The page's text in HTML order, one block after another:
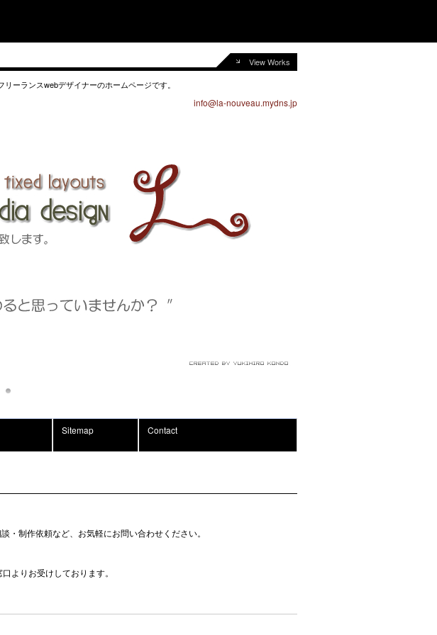
View Works
ーランスwebデザイナーのホームページです。
pj.sndym.uaevuon-al@ofni
Sitemap Contact
・制作依頼など、お気軽にお問い合わせください。
よりお受けしております。